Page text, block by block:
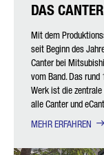
* Pflichtfeld
Wir werden
Zustimmung
verarbeiten,
Verarbeitung
Daimler Truck
DAS
Mit dem
seit Beginn des
Canter bei
vom Band. Das
Werk ist die
alle Canter und
MEHR ERFAHREN